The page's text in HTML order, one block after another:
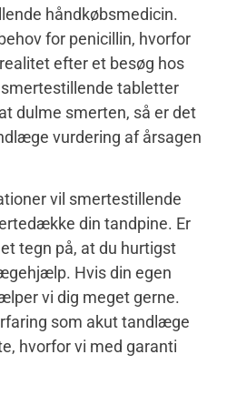
håndkøbsmedicin.
for penicillin, hvorfor
efter et besøg hos
tabletter
dulme smerten, så er det
vurdering af årsagen
vil smertestillende
din tandpine. Er
tegn på, at du hurtigst
Hvis din egen
vi dig meget gerne.
som akut tandlæge
hvorfor vi med garanti